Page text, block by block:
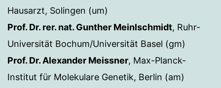
Hausarzt, Solingen (um)
Prof. Dr. rer. nat. Gunther Meinlschmidt, Ruhr-
Universität Bochum/Universität Basel (gm)
Prof. Dr. Alexander Meissner, Max-Planck-
Institut für Molekulare Genetik, Berlin (am)